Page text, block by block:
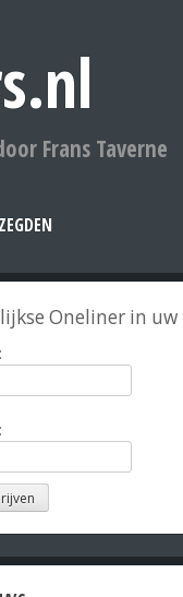
Frans Taverne
Oneliner in uw